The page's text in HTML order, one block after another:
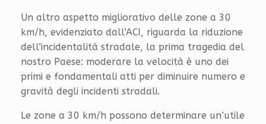
Un altro aspetto migliorativo delle zone a 30
km/h, evidenziato dall’ACI, riguarda la riduzione
dell’incidentalità stradale, la prima tragedia del
nostro Paese: moderare la velocità è uno dei
primi e fondamentali atti per diminuire numero e
gravità degli incidenti stradali.
Le zone a 30 km/h possono determinare un’utile